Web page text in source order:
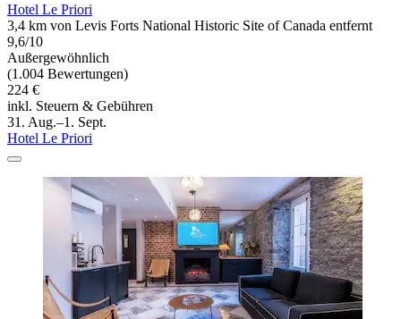
Hotel Le Priori
3,4 km von Levis Forts National Historic Site of Canada entfernt
9,6/10
Außergewöhnlich
(1.004 Bewertungen)
224 €
inkl. Steuern & Gebühren
31. Aug.–1. Sept.
Hotel Le Priori